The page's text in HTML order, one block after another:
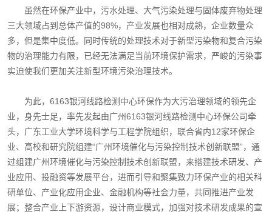
虽然在环保产业中，污水处理、大气污染处理与固体废弃物处理
三大领域占到总体产值的98%，产业发展也相对成熟，企业数量众
多，但是集中度低。同时传统的处理技术对于新型污染物和复合污染
物的治理能力有限，已经无法满足当前环境保护需求，严峻的污染事
实迫使我们更加关注新型环境污染治理技术。
为此，6163银河线路检测中心环保作为大污治理领域的领先企
业，身先士足，率先发起由广州6163银河线路检测中心环保公司牵
头，广东工业大学环境科学与工程学院组织，联合省内12家环保企
业、高校和研究院组建“广州环境催化与污染控制技术创新联盟”，通
过组建广州环境催化与污染控制技术创新联盟，来搭建技术研发、产
业应用、投融资等发展平台，进而引导和聚集致力环保产业的相关科
研单位、产业化应用企业、金融机构等社会力量，共同推进产业发
展；整合产业上下游资源，设计商业模式，加强对技术研发成果的宣